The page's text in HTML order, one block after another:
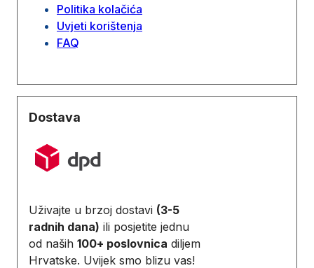
Politika kolačića
Uvjeti korištenja
FAQ
Dostava
Uživajte u brzoj dostavi (3-5
radnih dana) ili posjetite jednu
od naših 100+ poslovnica diljem
Hrvatske. Uvijek smo blizu vas!